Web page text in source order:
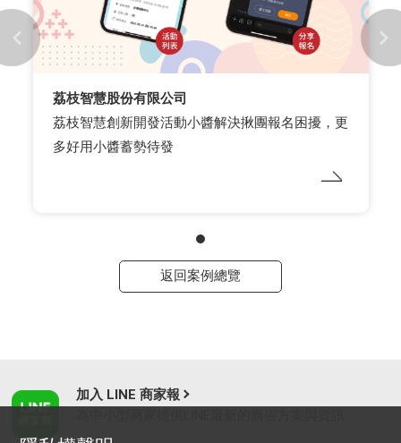
荔枝智慧股份有限公司
荔枝智慧創新開發活動小醬解決揪團報名困擾，更
多好用小醬蓄勢待發
返回案例總覽
加入 LINE 商家報